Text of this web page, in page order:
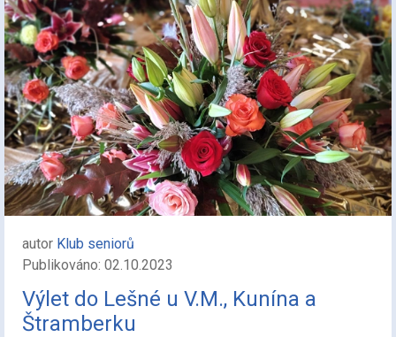
autor Klub seniorů
Publikováno: 02.10.2023
Výlet do Lešné u V.M., Kunína a
Štramberku